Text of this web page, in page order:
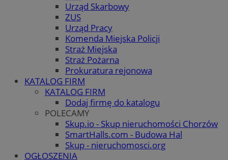
Urząd Skarbowy
ZUS
Urząd Pracy
Komenda Miejska Policji
Straż Miejska
Straż Pożarna
Prokuratura rejonowa
KATALOG FIRM
KATALOG FIRM
Dodaj firmę do katalogu
POLECAMY
Skup.io - Skup nieruchomości Chorzów
SmartHalls.com - Budowa Hal
Skup - nieruchomosci.org
OGŁOSZENIA